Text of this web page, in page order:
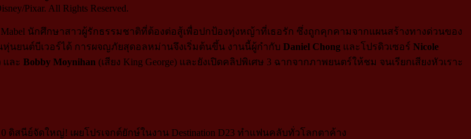
Pixar. All Rights Reserved.
Mabel นักศึกษาสาวผู้รักธรรมชาติที่ต้องต่อสู้เพื่อปกป้องทุ่งหญ้าที่เธอรัก ซึ่งถูกคุกคามจากแผนสร้างทางด่วนของ
นยนต์บีเวอร์ได้ การผจญภัยสุดอลหม่านจึงเริ่มต้นขึ้น งานนี้ผู้กำกับ Daniel Chong และโปรดิวเซอร์ Nicole
และ Bobby Moynihan (เสียง King George) และยังเปิดคลิปพิเศษ 3 ฉากจากภาพยนตร์ให้ชม จนเรียกเสียงหัวเราะ